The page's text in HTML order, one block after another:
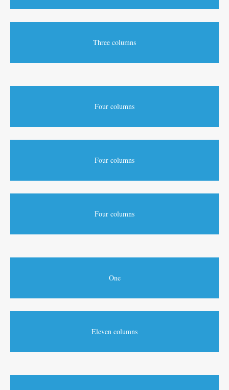
Three columns
Four columns
Four columns
Four columns
One
Eleven columns